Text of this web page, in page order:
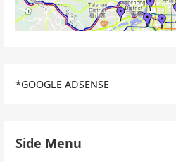
*GOOGLE ADSENSE
Side Menu